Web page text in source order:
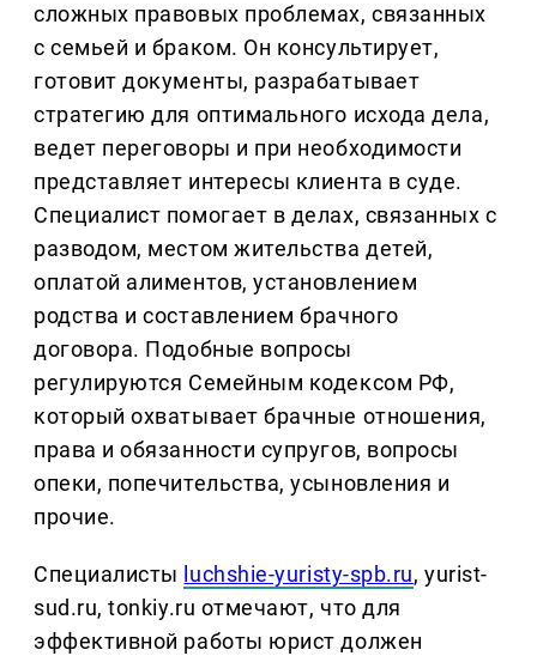
сложных правовых проблемах, связанных
с семьей и браком. Он консультирует,
готовит документы, разрабатывает
стратегию для оптимального исхода дела,
ведет переговоры и при необходимости
представляет интересы клиента в суде.
Специалист помогает в делах, связанных с
разводом, местом жительства детей,
оплатой алиментов, установлением
родства и составлением брачного
договора. Подобные вопросы
регулируются Семейным кодексом РФ,
который охватывает брачные отношения,
права и обязанности супругов, вопросы
опеки, попечительства, усыновления и
прочие.
Специалисты luchshie-yuristy-spb.ru, yurist-
sud.ru, tonkiy.ru отмечают, что для
эффективной работы юрист должен